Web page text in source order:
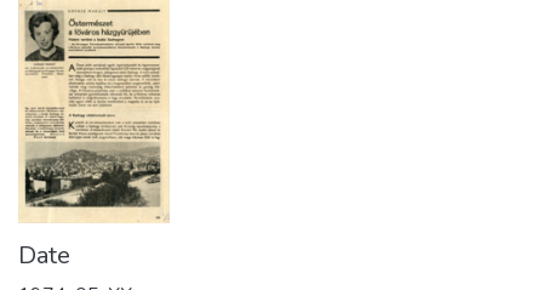
Date